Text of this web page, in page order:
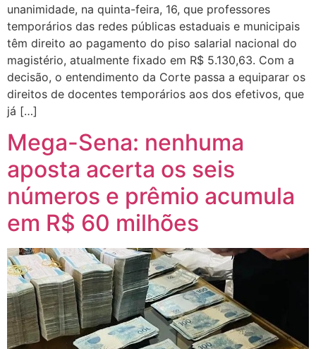
unanimidade, na quinta-feira, 16, que professores
temporários das redes públicas estaduais e municipais
têm direito ao pagamento do piso salarial nacional do
magistério, atualmente fixado em R$ 5.130,63. Com a
decisão, o entendimento da Corte passa a equiparar os
direitos de docentes temporários aos dos efetivos, que
já […]
Mega-Sena: nenhuma
aposta acerta os seis
números e prêmio acumula
em R$ 60 milhões